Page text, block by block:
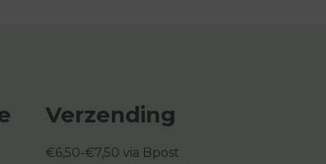
Verzending
€6,50-€7,50 via Bpost